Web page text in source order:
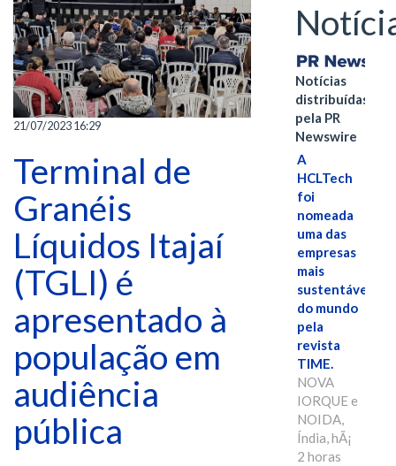
21/07/2023 16:29
Terminal de
Granéis
Líquidos Itajaí
(TGLI) é
apresentado à
população em
audiência
pública
Notícias
distribuídas
pela PR
Newswire
A
HCLTech
foi
nomeada
uma das
empresas
mais
sustentáveis
do mundo
pela
revista
TIME.
NOVA
IORQUE e
NOIDA,
Índia, hÃ¡
2 horas